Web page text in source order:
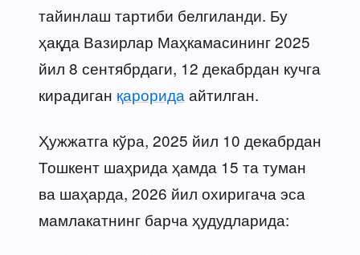
тайинлаш тартиби белгиланди. Бу
ҳақда Вазирлар Маҳкамасининг 2025
йил 8 сентябрдаги, 12 декабрдан кучга
кирадиган қарорида айтилган.
Ҳужжатга кўра, 2025 йил 10 декабрдан
Тошкент шаҳрида ҳамда 15 та туман
ва шаҳарда, 2026 йил охиригача эса
мамлакатнинг барча ҳудудларида: